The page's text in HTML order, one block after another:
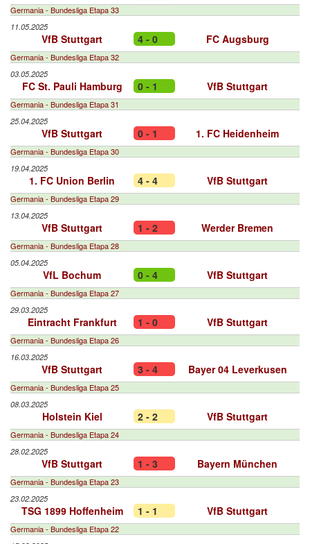
Germania - Bundesliga Etapa 33
11.05.2025
VfB Stuttgart 4 - 0 FC Augsburg
Germania - Bundesliga Etapa 32
03.05.2025
FC St. Pauli Hamburg 0 - 1 VfB Stuttgart
Germania - Bundesliga Etapa 31
25.04.2025
VfB Stuttgart 0 - 1 1. FC Heidenheim
Germania - Bundesliga Etapa 30
19.04.2025
1. FC Union Berlin 4 - 4 VfB Stuttgart
Germania - Bundesliga Etapa 29
13.04.2025
VfB Stuttgart 1 - 2 Werder Bremen
Germania - Bundesliga Etapa 28
05.04.2025
VfL Bochum 0 - 4 VfB Stuttgart
Germania - Bundesliga Etapa 27
29.03.2025
Eintracht Frankfurt 1 - 0 VfB Stuttgart
Germania - Bundesliga Etapa 26
16.03.2025
VfB Stuttgart 3 - 4 Bayer 04 Leverkusen
Germania - Bundesliga Etapa 25
08.03.2025
Holstein Kiel 2 - 2 VfB Stuttgart
Germania - Bundesliga Etapa 24
28.02.2025
VfB Stuttgart 1 - 3 Bayern München
Germania - Bundesliga Etapa 23
23.02.2025
TSG 1899 Hoffenheim 1 - 1 VfB Stuttgart
Germania - Bundesliga Etapa 22